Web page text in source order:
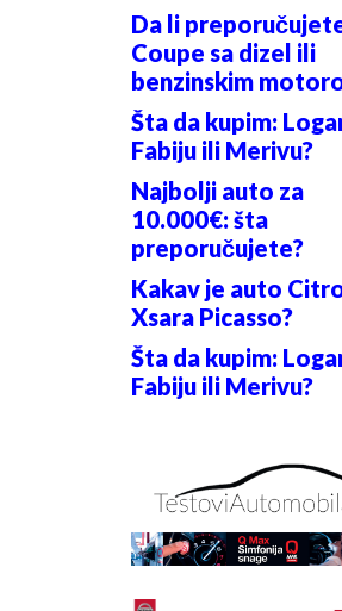
Da li
Coupe sa dizel ili
benzinskim
Šta da kupim:
Fabiju ili Merivu?
Najbolji auto za
10.000€: šta
preporučujete?
Kakav je auto
Xsara Picasso?
Šta da kupim:
Fabiju ili Merivu?